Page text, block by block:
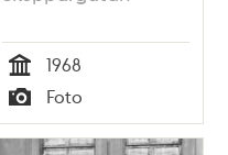
Tid
1968
Typ
Foto